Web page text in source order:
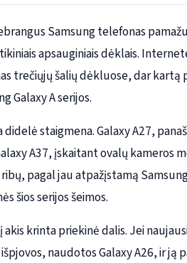
Samsung telefonas
apsauginiais dėklais.
trečiųjų šalių dėkluose, dar kartą
Galaxy A serijos.
didelė staigmena. Galaxy A27,
A37, įskaitant ovalų
pagal jau atpažįstamą
šios serijos šeimos.
akis krinta priekinė dalis. Jei
naudotos Galaxy A26, ir